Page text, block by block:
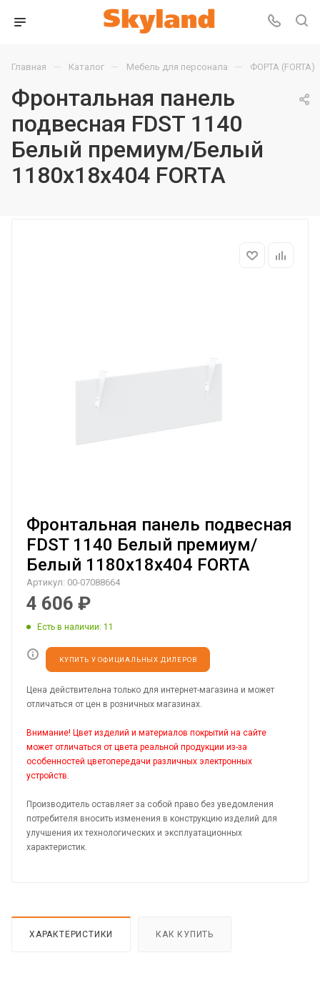
Главная — Каталог — Мебель для персонала — ФОРТА (FORTA)
Фронтальная панель
подвесная FDST 1140
Белый премиум/Белый
1180х18х404 FORTA
Фронтальная панель подвесная
FDST 1140 Белый премиум/
Белый 1180х18х404 FORTA
Артикул: 00-07088664
4 606 ₽
Есть в наличии: 11
КУПИТЬ У ОФИЦИАЛЬНЫХ ДИЛЕРОВ
Цена действительна только для интернет-магазина и может
отличаться от цен в розничных магазинах.
Внимание! Цвет изделий и материалов покрытий на сайте
может отличаться от цвета реальной продукции из-за
особенностей цветопередачи различных электронных
устройств.
Производитель оставляет за собой право без уведомления
потребителя вносить изменения в конструкцию изделий для
улучшения их технологических и эксплуатационных
характеристик.
ХАРАКТЕРИСТИКИ КАК КУПИТЬ